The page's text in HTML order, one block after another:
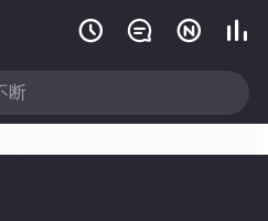
   